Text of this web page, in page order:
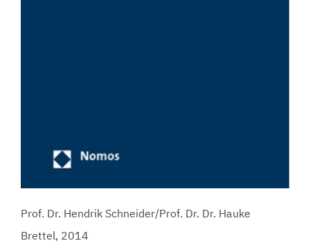
Prof. Dr. Hendrik Schneider/Prof. Dr. Dr. Hauke
Brettel, 2014